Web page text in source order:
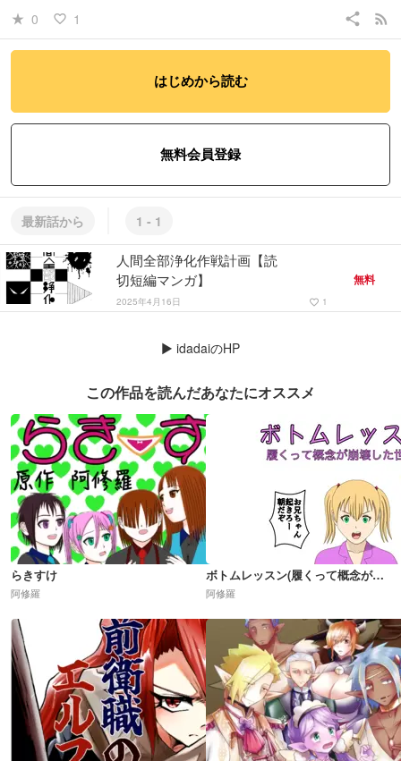
――その名も 『人間全部浄化作戦計画』。 誰も知らない、知ってはい
けない、この計画の全貌とは…？
#ファンタジー・SF #コメディ・ギャグ
star_rate 0 favorite_border 1 share rss_feed
はじめから読む
無料会員登録
最新話から 1 - 1
人間全部浄化作戦計画【読
切短編マンガ】
2025年4月16日 favorite_border 1
無料
▶ idadaiのHP
この作品を読んだあなたにオススメ
らきすけ
阿修羅
ボトムレッスン(履くって概念が崩壊した世界)R18
阿修羅